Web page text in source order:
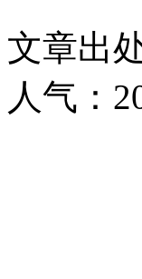
文章出
人气：